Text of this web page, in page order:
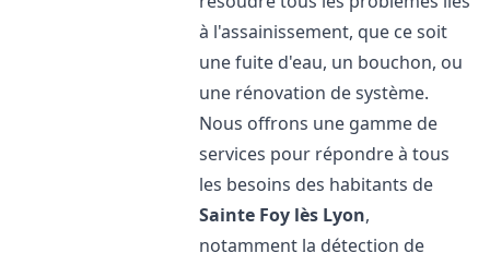
à l'assainissement, que ce soit
une fuite d'eau, un bouchon, ou
une rénovation de système.
Nous offrons une gamme de
services pour répondre à tous
les besoins des habitants de
Sainte Foy lès Lyon,
notamment la détection de